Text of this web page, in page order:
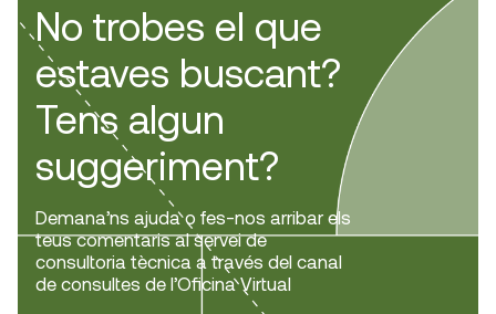
No trobes el que
estaves buscant?
Tens algun
suggeriment?
Demana’ns ajuda o fes-nos arribar els
teus comentaris al servei de
consultoria tècnica a través del canal
de consultes de l’Oficina Virtual